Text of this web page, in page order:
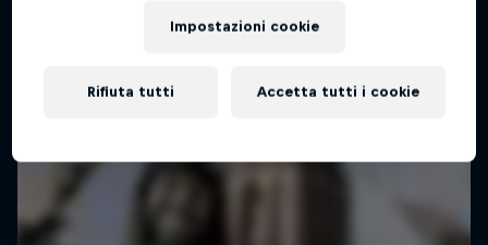
Impostazioni cookie
Rifiuta tutti Accetta tutti i cookie